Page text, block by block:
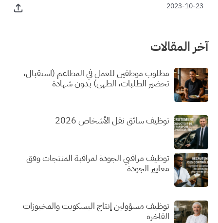
2023-10-23
آخر المقالات
مطلوب موظفين للعمل في المطاعم (استقبال،
تحضير الطلبات، الطهي) بدون شهادة
توظيف سائق نقل الأشخاص 2026
توظيف مراقبي الجودة لمراقبة المنتجات وفق
معايير الجودة
توظيف مسؤولين إنتاج البسكويت والمخبوزات
الفاخرة